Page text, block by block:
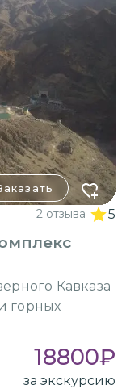
2 отзыва 5
Кавказа
горных
18800₽
за экскурсию